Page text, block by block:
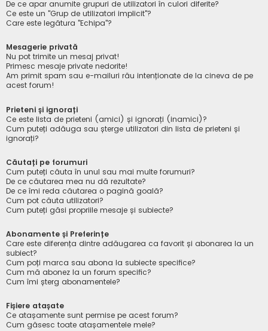
De ce apar anumite grupuri de utilizatori în culori diferite?
Ce este un "Grup de utilizatori implicit"?
Care este legătura "Echipa"?
Mesagerie privată
Nu pot trimite un mesaj privat!
Primesc mesaje private nedorite!
Am primit spam sau e-mailuri rău intenționate de la cineva de pe
acest forum!
Prieteni și ignorați
Ce este lista de prieteni (amici) și ignorați (inamici)?
Cum puteți adăuga sau șterge utilizatori din lista de prieteni și
ignorați?
Căutați pe forumuri
Cum puteți căuta în unul sau mai multe forumuri?
De ce căutarea mea nu dă rezultate?
De ce îmi reda căutarea o pagină goală?
Cum pot căuta utilizatori?
Cum puteți găsi propriile mesaje și subiecte?
Abonamente și Preferințe
Care este diferența dintre adăugarea ca favorit și abonarea la un
subiect?
Cum poți marca sau abona la subiecte specifice?
Cum mă abonez la un forum specific?
Cum îmi șterg abonamentele?
Fișiere atașate
Ce atașamente sunt permise pe acest forum?
Cum găsesc toate atașamentele mele?